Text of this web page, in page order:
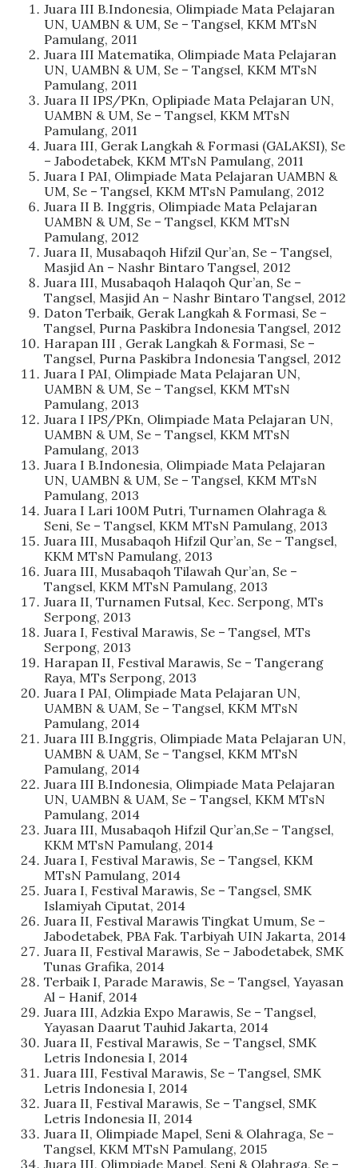
Juara III B.Indonesia, Olimpiade Mata Pelajaran
UN, UAMBN & UM, Se – Tangsel, KKM MTsN
Pamulang, 2011
Juara III Matematika, Olimpiade Mata Pelajaran
UN, UAMBN & UM, Se – Tangsel, KKM MTsN
Pamulang, 2011
Juara II IPS/PKn, Oplipiade Mata Pelajaran UN,
UAMBN & UM, Se – Tangsel, KKM MTsN
Pamulang, 2011
Juara III, Gerak Langkah & Formasi (GALAKSI), Se
– Jabodetabek, KKM MTsN Pamulang, 2011
Juara I PAI, Olimpiade Mata Pelajaran UAMBN &
UM, Se – Tangsel, KKM MTsN Pamulang, 2012
Juara II B. Inggris, Olimpiade Mata Pelajaran
UAMBN & UM, Se – Tangsel, KKM MTsN
Pamulang, 2012
Juara II, Musabaqoh Hifzil Qur’an, Se – Tangsel,
Masjid An – Nashr Bintaro Tangsel, 2012
Juara III, Musabaqoh Halaqoh Qur’an, Se –
Tangsel, Masjid An – Nashr Bintaro Tangsel, 2012
Daton Terbaik, Gerak Langkah & Formasi, Se –
Tangsel, Purna Paskibra Indonesia Tangsel, 2012
Harapan III , Gerak Langkah & Formasi, Se –
Tangsel, Purna Paskibra Indonesia Tangsel, 2012
Juara I PAI, Olimpiade Mata Pelajaran UN,
UAMBN & UM, Se – Tangsel, KKM MTsN
Pamulang, 2013
Juara I IPS/PKn, Olimpiade Mata Pelajaran UN,
UAMBN & UM, Se – Tangsel, KKM MTsN
Pamulang, 2013
Juara I B.Indonesia, Olimpiade Mata Pelajaran
UN, UAMBN & UM, Se – Tangsel, KKM MTsN
Pamulang, 2013
Juara I Lari 100M Putri, Turnamen Olahraga &
Seni, Se – Tangsel, KKM MTsN Pamulang, 2013
Juara III, Musabaqoh Hifzil Qur’an, Se – Tangsel,
KKM MTsN Pamulang, 2013
Juara III, Musabaqoh Tilawah Qur’an, Se –
Tangsel, KKM MTsN Pamulang, 2013
Juara II, Turnamen Futsal, Kec. Serpong, MTs
Serpong, 2013
Juara I, Festival Marawis, Se – Tangsel, MTs
Serpong, 2013
Harapan II, Festival Marawis, Se – Tangerang
Raya, MTs Serpong, 2013
Juara I PAI, Olimpiade Mata Pelajaran UN,
UAMBN & UAM, Se – Tangsel, KKM MTsN
Pamulang, 2014
Juara III B.Inggris, Olimpiade Mata Pelajaran UN,
UAMBN & UAM, Se – Tangsel, KKM MTsN
Pamulang, 2014
Juara III B.Indonesia, Olimpiade Mata Pelajaran
UN, UAMBN & UAM, Se – Tangsel, KKM MTsN
Pamulang, 2014
Juara III, Musabaqoh Hifzil Qur’an,Se – Tangsel,
KKM MTsN Pamulang, 2014
Juara I, Festival Marawis, Se – Tangsel, KKM
MTsN Pamulang, 2014
Juara I, Festival Marawis, Se – Tangsel, SMK
Islamiyah Ciputat, 2014
Juara II, Festival Marawis Tingkat Umum, Se –
Jabodetabek, PBA Fak. Tarbiyah UIN Jakarta, 2014
Juara II, Festival Marawis, Se – Jabodetabek, SMK
Tunas Grafika, 2014
Terbaik I, Parade Marawis, Se – Tangsel, Yayasan
Al – Hanif, 2014
Juara III, Adzkia Expo Marawis, Se – Tangsel,
Yayasan Daarut Tauhid Jakarta, 2014
Juara II, Festival Marawis, Se – Tangsel, SMK
Letris Indonesia I, 2014
Juara III, Festival Marawis, Se – Tangsel, SMK
Letris Indonesia I, 2014
Juara II, Festival Marawis, Se – Tangsel, SMK
Letris Indonesia II, 2014
Juara II, Olimpiade Mapel, Seni & Olahraga, Se –
Tangsel, KKM MTsN Pamulang, 2015
Juara III, Olimpiade Mapel, Seni & Olahraga, Se –